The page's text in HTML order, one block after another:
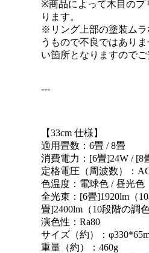
※商品によって木目のプ
ります。
※リング上部の塗装ム
うもので不良ではあり
い箇所となりますのでご
---
【33cm 仕様】
適用畳数：6畳 / 8畳
消費電力：[6畳]24W / [8
定格電圧（周波数）：
色温度：電球色 / 昼光色
全光束：[6畳]1920lm（
畳]2400lm（10段階の調色
演色性：Ra80
サイズ（約）：
重量（約）：460g